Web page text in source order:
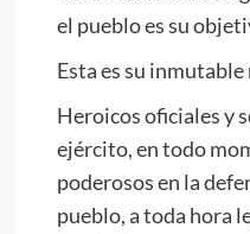
el pueblo es su
Esta es su
Heroicos oficiales y
ejército, en todo
poderosos en la
pueblo, a toda hora